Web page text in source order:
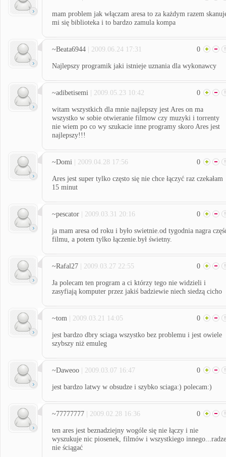
mam problem jak włączam aresa to za każdym razem
mi się biblioteka i to bardzo zamula kompa
~Beata6944 | 2009.06.24 17:31 0
Najlepszy programik jaki istnieje uznania dla wykonawcy
~adibetisemi | 2009.05.23 10:42 0
witam wszystkich dla mnie najlepszy jest Ares on ma
wszystko w sobie otwieranie filmow czy muzyki i torrenty
nie wiem po co wy szukacie inne programy skoro Ares jest
najlepszy!!!
~Domi | 2009.04.28 17:56 0
Ares jest super tylko często się nie chce łączyć raz czekałam
15 minut
~pescator | 2009.03.31 20:16 0
ja mam aresa od roku i było swietnie.od tygodnia nagra
filmu, a potem tylko łączenie.był świetny.
~Rafal27 | 2009.03.27 22:55 0
Ja polecam ten program a ci którzy tego nie widzieli i
zasyfiają komputer przez jakiś badziewie niech siedzą cicho
~tom | 2009.03.21 14:05 0
jest bardzo dbry sciaga wszystko bez problemu i jest owiele
szybszy niż emuleg
~Daweoo | 2009.03.07 16:47 0
jest bardzo latwy w obsudze i szybko sciaga:) polecam:)
~77777777 | 2009.02.28 16:36 0
ten ares jest beznadziejny wogóle się nie łączy i nie
wyszukuje nic piosenek, filmów i wszystkiego innego...radze
nie ściągać